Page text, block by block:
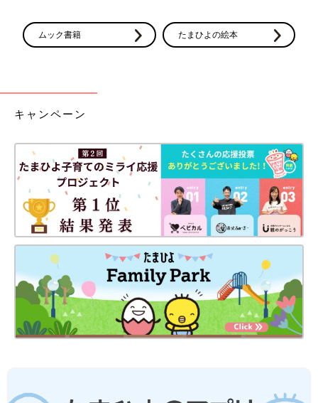
●このレシピは、子ども分を途中で取り分けることを前提に、分
量を設定しています。
●電子レンジで液体を加熱するとき、沸点に達していても沸騰し
刺激で急激に沸騰を起こし、液体が激しく飛び散ることがありま
す。（=突沸現象）。やけどの原因になりますので、ご注意くだ
さい。
●電子レンジを使う際は、広口の耐熱容器に入れて水分を加え、
ふんわりとラップをかけて加熱することを前提としています。
●レシピ内で使用している食材（主に加工食品）によっては、微
量にアレルギーを引き起こす原材料が入っている場合がありま
す。十分にご注意ください。
●食べられる食材・量には個人差があります。子どもの発達に合
わせて、幼児食を進めましょう。
●初めての食材を与えるときは食物アレルギーに注意をして、ほ
かの食材とは混ぜずに単品でごく少量ずつ与えるのが基本です。
●本記事で記載している内容は、2019年4月現在の情報です。
ムック書籍 たまひよの絵本
キャンペーン